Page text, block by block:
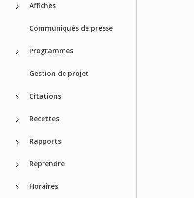
Affiches
Communiqués de presse
Programmes
Gestion de projet
Citations
Recettes
Rapports
Reprendre
Horaires